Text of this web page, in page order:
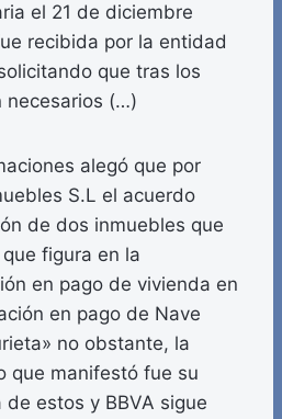
el 21 de diciembre
recibida por la entidad
que tras los
necesarios (…)
alegó que por
S.L el acuerdo
de dos inmuebles que
figura en la
en pago de vivienda en
en pago de Nave
no obstante, la
que manifestó fue su
estos y BBVA sigue